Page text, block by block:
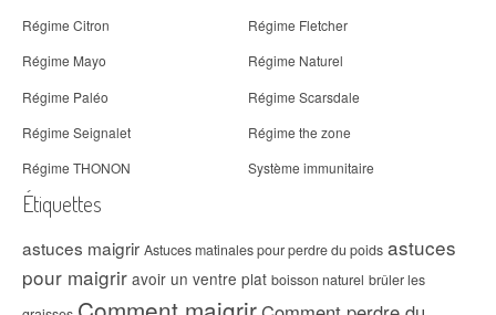
Régime Citron
Régime Fletcher
Régime Mayo
Régime Naturel
Régime Paléo
Régime Scarsdale
Régime Seignalet
Régime the zone
Régime THONON
Système immunitaire
Étiquettes
astuces maigrir Astuces matinales pour perdre du poids astuces
pour maigrir avoir un ventre plat boisson naturel brûler les